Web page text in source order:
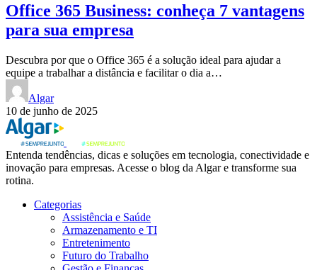
Office 365 Business: conheça 7 vantagens
para sua empresa
Descubra por que o Office 365 é a solução ideal para ajudar a
equipe a trabalhar a distância e facilitar o dia a…
Algar
10 de junho de 2025
Entenda tendências, dicas e soluções em tecnologia, conectividade e
inovação para empresas. Acesse o blog da Algar e transforme sua
rotina.
Categorias
Assistência e Saúde
Armazenamento e TI
Entretenimento
Futuro do Trabalho